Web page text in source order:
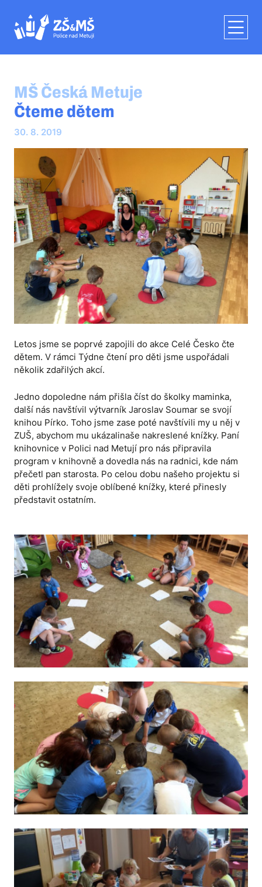
MŠ Česká Metuje
Čteme dětem
30. 8. 2019
Letos jsme se poprvé zapojili do akce Celé Česko čte
dětem. V rámci Týdne čtení pro děti jsme uspořádali
několik zdařilých akcí.
Jedno dopoledne nám přišla číst do školky maminka,
další nás navštívil výtvarník Jaroslav Soumar se svojí
knihou Pírko. Toho jsme zase poté navštívili my u něj v
ZUŠ, abychom mu ukázalinaše nakreslené knížky. Paní
knihovnice v Polici nad Metují pro nás připravila
program v knihovně a dovedla nás na radnici, kde nám
přečetl pan starosta. Po celou dobu našeho projektu si
děti prohlížely svoje oblíbené knížky, které přinesly
představit ostatním.